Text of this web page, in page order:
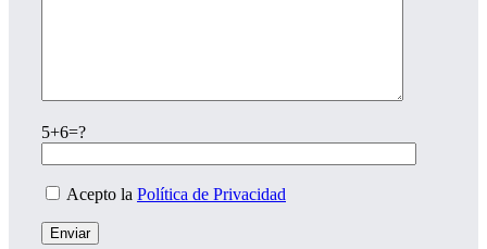
5+6=?
Acepto la Política de Privacidad